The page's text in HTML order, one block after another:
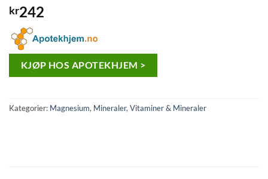
kr242
KJØP HOS APOTEKHJEM >
Kategorier: Magnesium, Mineraler,Vitaminer & Mineraler